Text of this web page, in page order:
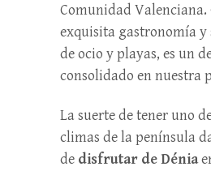
Comunidad Valenciana.
exquisita gastronomía y
de ocio y playas, es un
consolidado en nuestra
La suerte de tener uno
climas de la península
de disfrutar de Dénia